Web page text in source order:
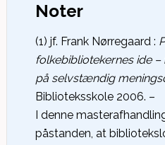
Noter
(1) jf. Frank Nørregaard :
folkebibliotekernes ide
på selvstændig
Biblioteksskole 2006. –
I denne
påstanden, at